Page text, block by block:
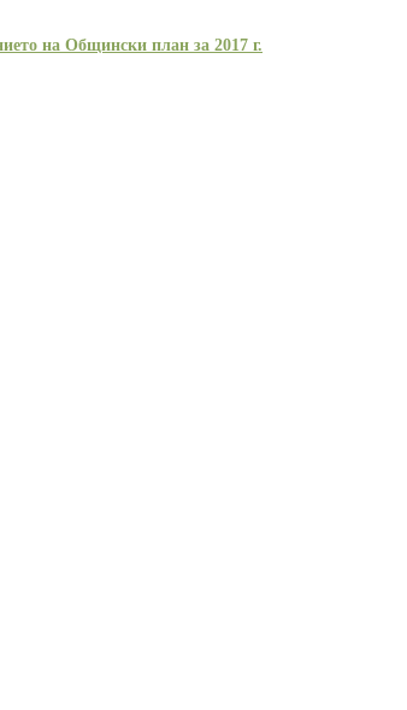
на Общински план за 2017 г.